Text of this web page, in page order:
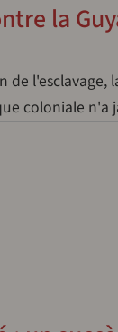
la
l'esclavage,
coloniale n'a